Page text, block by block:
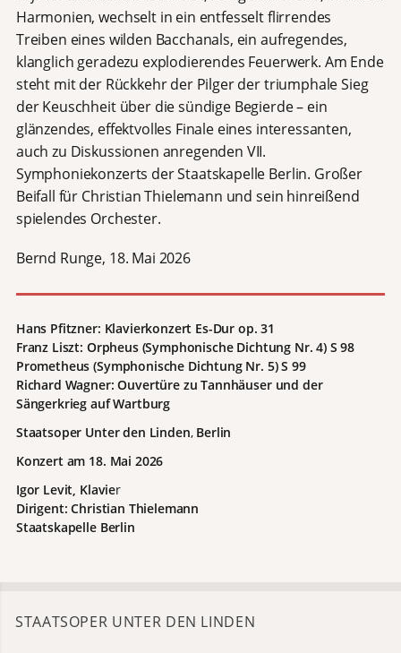
Harmonien, wechselt in ein entfesselt flirrendes
Treiben eines wilden Bacchanals, ein aufregendes,
klanglich geradezu explodierendes Feuerwerk. Am Ende
steht mit der Rückkehr der Pilger der triumphale Sieg
der Keuschheit über die sündige Begierde – ein
glänzendes, effektvolles Finale eines interessanten,
auch zu Diskussionen anregenden VII.
Symphoniekonzerts der Staatskapelle Berlin. Großer
Beifall für Christian Thielemann und sein hinreißend
spielendes Orchester.
Bernd Runge, 18. Mai 2026
Hans Pfitzner: Klavierkonzert Es-Dur op. 31
Franz Liszt: Orpheus (Symphonische Dichtung Nr. 4) S 98
Prometheus (Symphonische Dichtung Nr. 5) S 99
Richard Wagner: Ouvertüre zu Tannhäuser und der
Sängerkrieg auf Wartburg
Staatsoper Unter den Linden, Berlin
Konzert am 18. Mai 2026
Igor Levit, Klavier
Dirigent: Christian Thielemann
Staatskapelle Berlin
STAATSOPER UNTER DEN LINDEN